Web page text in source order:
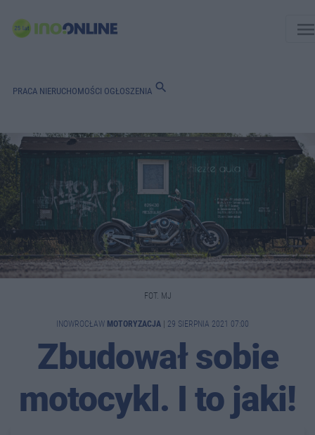
PRACA NIERUCHOMOŚCI OGŁOSZENIA search
FOT. MJ
INOWROCŁAW MOTORYZACJA 29 SIERPNIA 2021 07:00
Zbudował sobie
motocykl. I to jaki!